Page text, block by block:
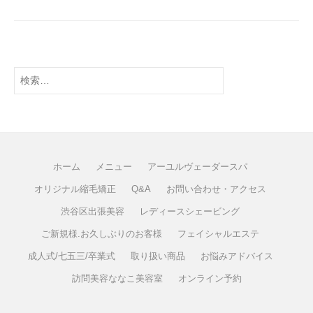
ホーム メニュー アーユルヴェーダースパ
オリジナル縮毛矯正 Q&A お問い合わせ・アクセス
渋谷区出張美容 レディースシェービング
ご新規様.お久しぶりのお客様 フェイシャルエステ
成人式/七五三/卒業式 取り扱い商品 お悩みアドバイス
訪問美容ななこ美容室 オンライン予約